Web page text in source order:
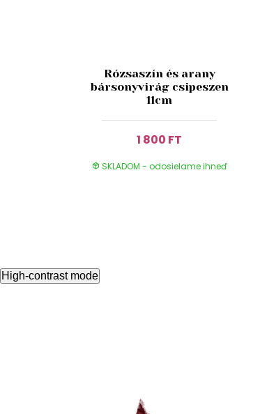
Rózsaszín és arany
bársonyvirág csipeszen
11cm
1 800 FT
SKLADOM - odosielame ihneď
High-contrast mode